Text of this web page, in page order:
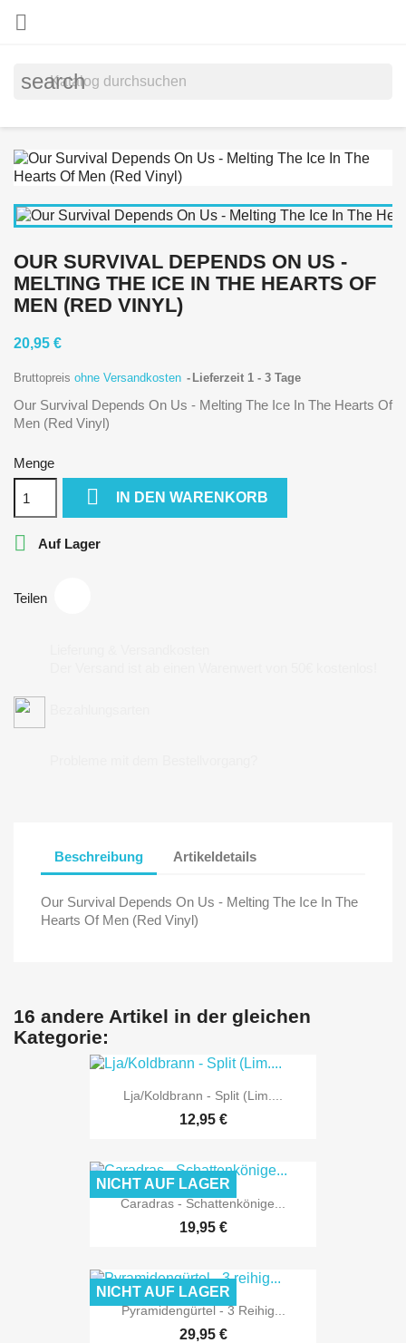

search
OUR SURVIVAL DEPENDS ON US -
MELTING THE ICE IN THE HEARTS OF
MEN (RED VINYL)
20,95 €
Bruttopreis ohne Versandkosten Lieferzeit 1 - 3 Tage
Our Survival Depends On Us - Melting The Ice In The Hearts Of
Men (Red Vinyl)
Menge
 IN DEN WARENKORB
 Auf Lager
Teilen
Beschreibung Artikeldetails
Our Survival Depends On Us - Melting The Ice In The
Hearts Of Men (Red Vinyl)
16 andere Artikel in der gleichen
Kategorie:
Lja/Koldbrann - Split (Lim....
12,95 €
Caradras - Schattenkönige...
19,95 €
NICHT AUF LAGER
Pyramidengürtel - 3 Reihig...
29,95 €
NICHT AUF LAGER